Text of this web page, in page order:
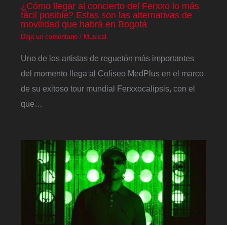
¿Cómo llegar al concierto del Ferxxo lo más
fácil posible? Estas son las alternativas de
movilidad que habrá en Bogotá
Deja un comentario / Musical
Uno de los artistas de reguetón más importantes
del momento llega al Coliseo MedPlus en el marco
de su exitoso tour mundial Ferxxocalipsis, con el
que…